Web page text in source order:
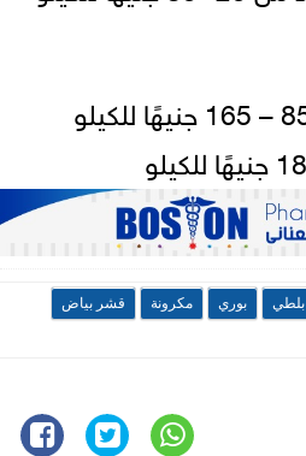
بلطي بوري مكرونة
قشر بياض